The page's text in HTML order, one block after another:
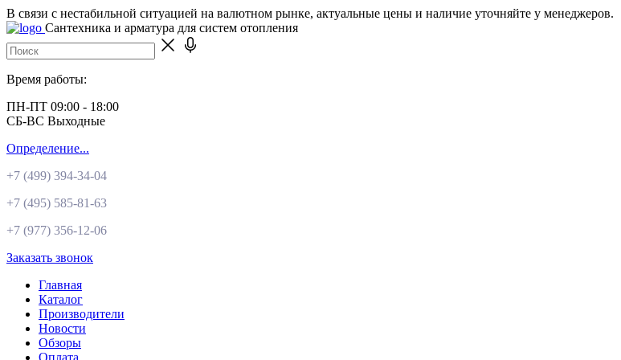
В связи с нестабильной ситуацией на валютном рынке, актуальные цены и наличие уточняйте у менеджеров.
Сантехника и арматура для систем отопления
Время работы:
ПН-ПТ 09:00 - 18:00
СБ-ВС Выходные
Определение...
+7 (499) 394-34-04
+7 (495) 585-81-63
+7 (977) 356-12-06
Заказать звонок
Главная
Каталог
Производители
Новости
Обзоры
Оплата